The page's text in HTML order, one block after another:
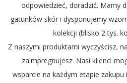
odpowiedzieć, doradzić. Mamy
gatunków skór i dysponujemy
kolekcji (blisko 2 tys.
Z naszymi produktami wyczyścisz,
zaimpregnujesz. Nasi klienci
wsparcie na każdym etapie zakupu